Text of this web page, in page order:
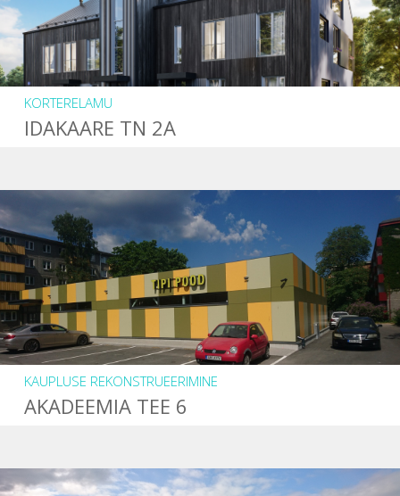
KORTERELAMU
IDAKAARE TN 2A
KAUPLUSE REKONSTRUEERIMINE
AKADEEMIA TEE 6